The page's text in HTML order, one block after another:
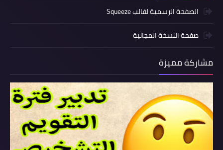
الصفحة الرسمية لقالب Squeeze
صفحة النسخة المجانية
مشاركة مميزة